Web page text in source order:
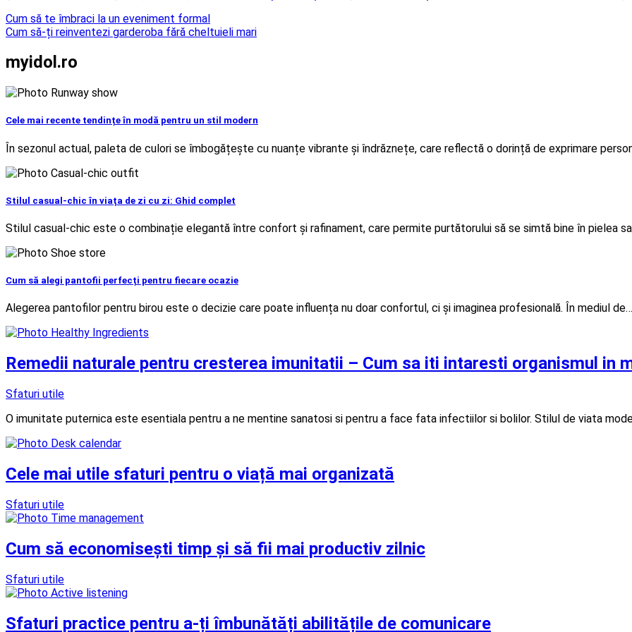
Navigare
în
articole
Cum să te îmbraci la un eveniment formal
Cum să-ți reinventezi garderoba fără cheltuieli mari
myidol.ro
Cele mai recente tendințe în modă pentru un stil modern
În sezonul actual, paleta de culori se îmbogățește cu nuanțe vibrante și îndrăznețe, care reflectă o dorință de exprimare
Stilul casual-chic în viața de zi cu zi: Ghid complet
Stilul casual-chic este o combinație elegantă între confort și rafinament, care permite purtătorului să se simtă bine în pielea
Cum să alegi pantofii perfecți pentru fiecare ocazie
Alegerea pantofilor pentru birou este o decizie care poate influența nu doar confortul, ci și imaginea profesională. În mediul de…
Remedii naturale pentru cresterea imunitatii – Cum sa iti intaresti organismul in
Sfaturi utile
O imunitate puternica este esentiala pentru a ne mentine sanatosi si pentru a face fata infectiilor si bolilor. Stilul de viata
Cele mai utile sfaturi pentru o viață mai organizată
Sfaturi utile
Cum să economisești timp și să fii mai productiv zilnic
Sfaturi utile
Sfaturi practice pentru a-ți îmbunătăți abilitățile de comunicare